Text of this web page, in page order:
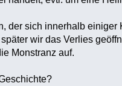
der sich innerhalb
wir das Verlies
Monstranz auf.